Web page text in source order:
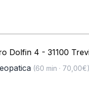
Dolfin 4 - 31100
(60 min · 70,00€)